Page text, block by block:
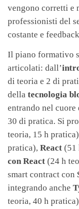
vengono corretti e
professionisti del
costante e
Il piano formativo
articolati: dall’
di teoria e 2 di
della tecnologia
entrando nel cuore
30 di pratica. Si
teoria, 15 h
pratica), React (51
con React (24 h
smart contract con
integrando anche
teoria, 40 h